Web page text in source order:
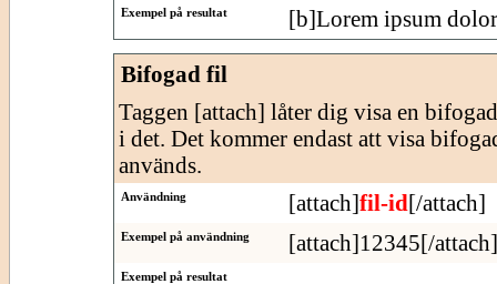
Exempel på resultat [b]Lorem ipsum
Bifogad fil
Taggen [attach] låter dig visa en
i det. Det kommer endast att visa
används.
Användning [attach]fil-id[/attach]
Exempel på användning [attach]12345[/attach]
Exempel på resultat